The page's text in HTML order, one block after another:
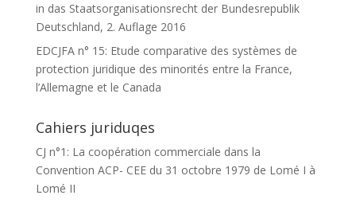
in das Staatsorganisationsrecht der Bundesrepublik
Deutschland, 2. Auflage 2016
EDCJFA n° 15: Etude comparative des systèmes de
protection juridique des minorités entre la France,
l’Allemagne et le Canada
Cahiers juriduqes
CJ n°1: La coopération commerciale dans la
Convention ACP- CEE du 31 octobre 1979 de Lomé I à
Lomé II